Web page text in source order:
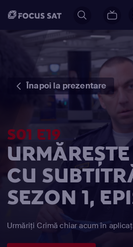
Înapoi la prezentare
S01 E19
CU
SEZON 1,
Urmăriți Crimă chiar acum în